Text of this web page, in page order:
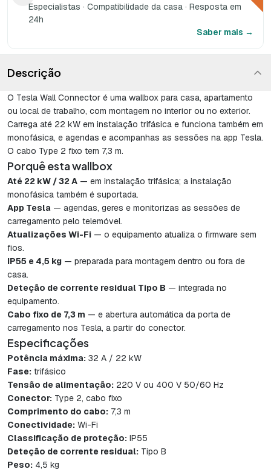
Especialistas · Compatibilidade da casa · Resposta em
24h
Saber mais →
Descrição
O Tesla Wall Connector é uma wallbox para casa, apartamento
ou local de trabalho, com montagem no interior ou no exterior.
Carrega até 22 kW em instalação trifásica e funciona também em
monofásica, e agendas e acompanhas as sessões na app Tesla.
O cabo Type 2 fixo tem 7,3 m.
Porquê esta wallbox
Até 22 kW / 32 A — em instalação trifásica; a instalação
monofásica também é suportada.
App Tesla — agendas, geres e monitorizas as sessões de
carregamento pelo telemóvel.
Atualizações Wi-Fi — o equipamento atualiza o firmware sem
fios.
IP55 e 4,5 kg — preparada para montagem dentro ou fora de
casa.
Deteção de corrente residual Tipo B — integrada no
equipamento.
Cabo fixo de 7,3 m — e abertura automática da porta de
carregamento nos Tesla, a partir do conector.
Especificações
Potência máxima: 32 A / 22 kW
Fase: trifásico
Tensão de alimentação: 220 V ou 400 V 50/60 Hz
Conector: Type 2, cabo fixo
Comprimento do cabo: 7,3 m
Conectividade: Wi-Fi
Classificação de proteção: IP55
Deteção de corrente residual: Tipo B
Peso: 4,5 kg